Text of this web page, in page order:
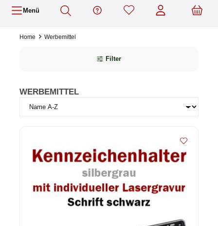
Menü
Home Werbemittel
Filter
WERBEMITTEL